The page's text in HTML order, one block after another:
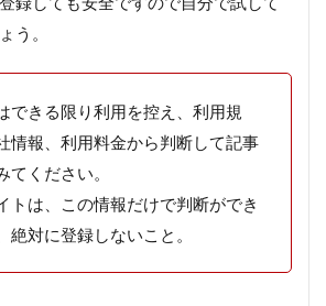
う。
できる限り利用を控え、利用規
情報、利用料金から判断して記事
てください。
トは、この情報だけで判断ができ
絶対に登録しないこと。